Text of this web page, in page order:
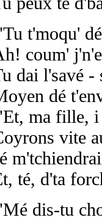
t'moqu'
coum'
dai l'savé -
dé
ma fille, i
vite
té, d'ta
dis-tu